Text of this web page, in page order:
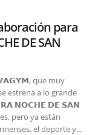
para
DE SAN
que muy
estrena a lo grande
𝗡𝗢𝗖𝗛𝗘 𝗗𝗘 𝗦𝗔𝗡
pero ya están
el deporte y...